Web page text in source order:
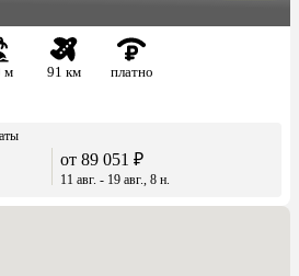
м 91 км платно
от 89 051 ₽
11 авг. - 19 авг., 8 н.